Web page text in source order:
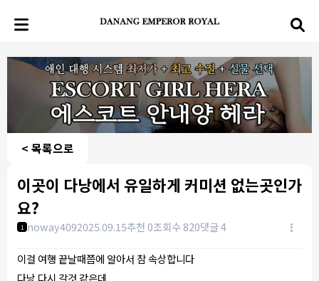
< 목록으로
이곳이 다낭에서 유일하게 커미션 없는곳인가
요?
1 noway4092025.09.15추천 0조회수 820댓글 4
이걸 여행 끝날때쯤에 알아서 참 속상합니다
다낭 다시 갈것 같은데